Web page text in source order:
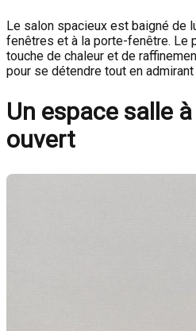
Le salon spacieux est baigné de
fenêtres et à la porte-fenêtre. Le
touche de chaleur et de
pour se détendre tout en
Un espace salle
ouvert